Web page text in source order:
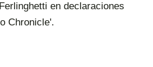
en declaraciones
Chronicle'.